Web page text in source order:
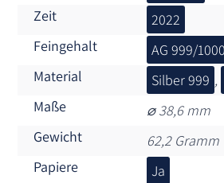
Zeit
2022
Feingehalt
AG 999/1000
Material
Silber 999 ,
Maße
⌀ 38,6 mm
Gewicht
62,2 Gramm
Papiere
Ja